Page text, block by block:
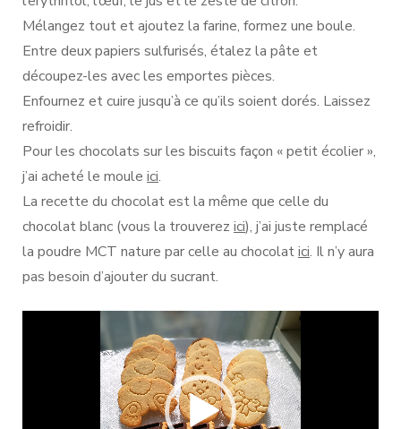
Mélangez tout et ajoutez la farine, formez une boule.
Entre deux papiers sulfurisés, étalez la pâte et
découpez-les avec les emportes pièces.
Enfournez et cuire jusqu’à ce qu’ils soient dorés. Laissez
refroidir.
Pour les chocolats sur les biscuits façon « petit écolier »,
j’ai acheté le moule ici.
La recette du chocolat est la même que celle du
chocolat blanc (vous la trouverez ici), j’ai juste remplacé
la poudre MCT nature par celle au chocolatici. Il n’y aura
pas besoin d’ajouter du sucrant.